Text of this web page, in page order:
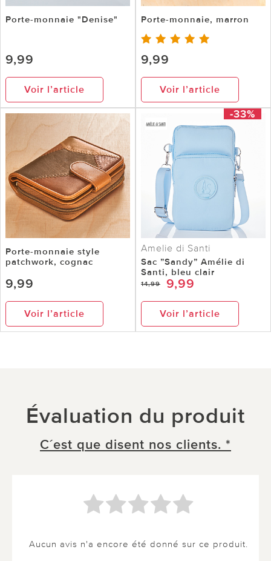
Porte-monnaie "Denise"
9,99
Voir l’article
Porte-monnaie, marron
9,99
Voir l’article
Porte-monnaie style
patchwork, cognac
9,99
Voir l’article
-33%
Amelie di Santi
Sac ”Sandy” Amélie di
Santi, bleu clair
14,99 9,99
Voir l’article
Évaluation du produit
C´est que disent nos clients. *
Aucun avis n'a encore été donné sur ce produit.